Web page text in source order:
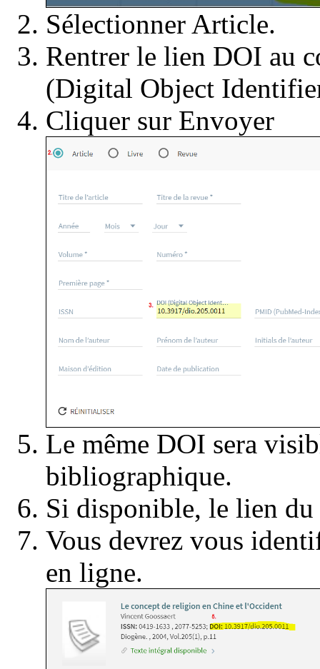
Sélectionner Article.
Rentrer le lien DOI au
(Digital Object
Cliquer sur Envoyer
Le même DOI sera
bibliographique.
Si disponible, le lien
Vous devrez vous
en ligne.